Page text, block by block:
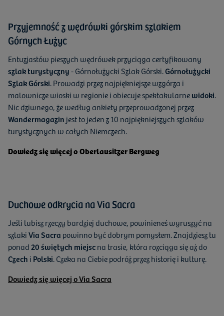
Przyjemność z wędrówki górskim szlakiem
Górnych Łużyc
Entuzjastów pieszych wędrówek przyciąga certyfikowany
szlak turystyczny- Górnołużycki Szlak Górski.Górnołużycki
Szlak Górski. Prowadzi przez najpiękniejsze wzgórza i
malownicze wioski w regionie i obiecuje spektakularnewidoki.
Nic dziwnego, że według ankiety przeprowadzonej przez
Wandermagazin jest to jeden z 10 najpiękniejszych szlaków
turystycznych w całych Niemczech.
Dowiedz się więcej o Oberlausitzer Bergweg
Duchowe odkrycia na Via Sacra
Jeśli lubisz rzeczy bardziej duchowe, powinieneś wyruszyć na
szlakiVia Sacra powinno być dobrym pomysłem. Znajdziesz tu
ponad20 świętych miejscna trasie, która rozciąga się aż do
Czech i Polski. Czeka na Ciebie podróż przez historię i kulturę.
Dowiedz się więcej o Via Sacra